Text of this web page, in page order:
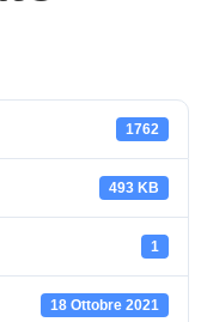
1762
493 KB
1
18 Ottobre 2021